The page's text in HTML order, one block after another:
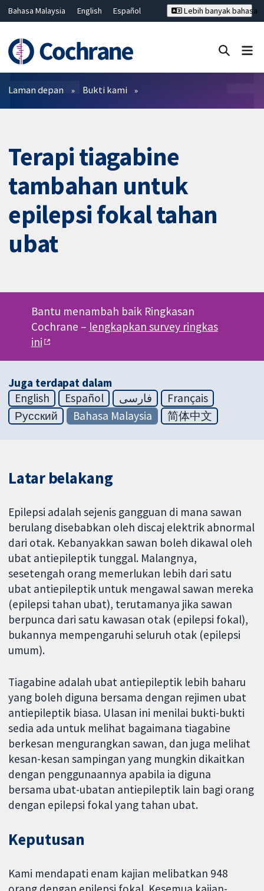
Bahasa Malaysia English
Español
Hrvatski
Deutsch ไทย
繁體中文
简体中文
Lebih banyak bahasa
Penapis
Laman depan Bukti kami
Terapi tiagabine
tambahan untuk
epilepsi fokal tahan
ubat
Bantu menambah baik Ringkasan
Cochrane – lengkapkan survey ringkas
ini
Juga terdapat dalam
English
Español فارسی
Français
Русский
Bahasa Malaysia 简体中文
Latar belakang
Epilepsi adalah sejenis gangguan di mana sawan
berulang disebabkan oleh discaj elektrik abnormal
dari otak. Kebanyakkan sawan boleh dikawal oleh
ubat antiepileptik tunggal. Malangnya,
sesetengah orang memerlukan lebih dari satu
ubat antiepileptik untuk mengawal sawan mereka
(epilepsi tahan ubat), terutamanya jika sawan
berpunca dari satu kawasan otak (epilepsi fokal),
bukannya mempengaruhi seluruh otak (epilepsi
umum).
Tiagabine adalah ubat antiepileptik lebih baharu
yang boleh diguna bersama dengan rejimen ubat
antiepileptik biasa. Ulasan ini menilai bukti-bukti
sedia ada untuk melihat bagaimana tiagabine
berkesan mengurangkan sawan, dan juga melihat
kesan-kesan sampingan yang mungkin dikaitkan
dengan penggunaannya apabila ia diguna
bersama ubat-ubatan antiepileptik lain bagi orang
dengan epilepsi fokal yang tahan ubat.
Keputusan
Kami mendapati enam kajian melibatkan 948